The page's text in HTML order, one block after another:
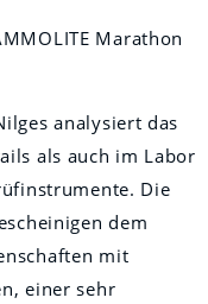
Marathon
analysiert das
als auch im Labor
Die
dem
mit
einer sehr